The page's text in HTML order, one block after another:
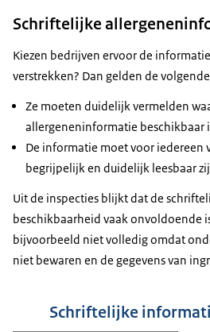
informatieverstrekking
Direct en juist
informeren vóór
aankoop
909
Allergenen informatie
schriftelijk of
elektronisch
beschikbaar
Schriftelijke verwijzing
naar meer informatie
276
Download CSV-bestand
Schriftelijke
Kiezen bedrijven ervoor de
verstrekken? Dan gelden de
Ze moeten duidelijk vermelden
allergeneninformatie beschikbaar
De informatie moet voor iedereen
begrijpelijk en duidelijk leesbaar
Uit de inspecties blijkt dat de
beschikbaarheid vaak onvoldoende
bijvoorbeeld niet volledig omdat
niet bewaren en de gegevens van
Schriftelijke